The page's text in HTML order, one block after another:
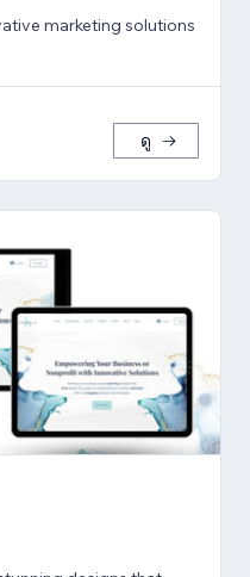
marketing solutions
ดู